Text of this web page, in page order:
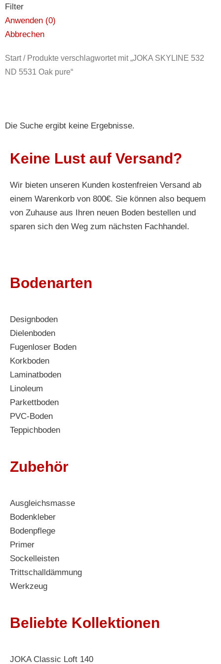
Filter
Anwenden (0)
Abbrechen
Start/ Produkte verschlagwortet mit „JOKA SKYLINE 532
ND 5531 Oak pure“
Die Suche ergibt keine Ergebnisse.
Keine Lust auf Versand?
Wir bieten unseren Kunden kostenfreien Versand ab
einem Warenkorb von 800€. Sie können also bequem
von Zuhause aus Ihren neuen Boden bestellen und
sparen sich den Weg zum nächsten Fachhandel.
Bodenarten
Designboden
Dielenboden
Fugenloser Boden
Korkboden
Laminatboden
Linoleum
Parkettboden
PVC-Boden
Teppichboden
Zubehör
Ausgleichsmasse
Bodenkleber
Bodenpflege
Primer
Sockelleisten
Trittschalldämmung
Werkzeug
Beliebte Kollektionen
JOKA Classic Loft 140